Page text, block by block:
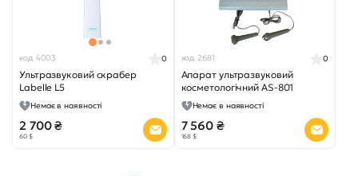
код 4003
Ультразвуковий скрабер
Labelle L5
0
Немає в наявності
2 700 ₴
60 $
код 2681
Апарат ультразвуковий
косметологічний AS-801
0
Немає в наявності
7 560 ₴
168 $